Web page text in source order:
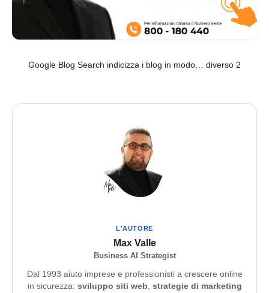
Google Blog Search indicizza i blog in modo… diverso 2
L'AUTORE
Max Valle
Business AI Strategist
Dal 1993 aiuto imprese e professionisti a crescere online
in sicurezza: sviluppo siti web, strategie di marketing